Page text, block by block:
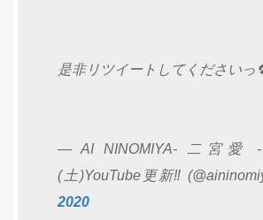
是非リツイートしてくださいっ
— AI NINOMIYA- 二宮
(土)YouTube更新‼️
2020